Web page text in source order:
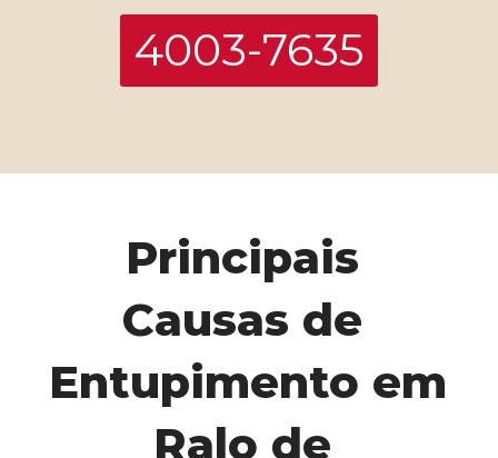
4003-7635
Principais
Causas de
Entupimento em
Ralo de